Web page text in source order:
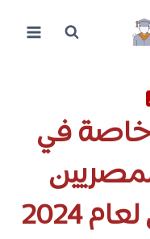
خاصة في
2024